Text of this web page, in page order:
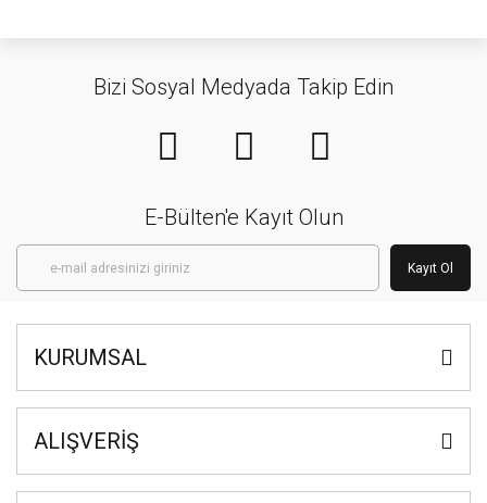
Bizi Sosyal Medyada Takip Edin
E-Bülten'e Kayıt Olun
Kayıt Ol
KURUMSAL
ALIŞVERİŞ